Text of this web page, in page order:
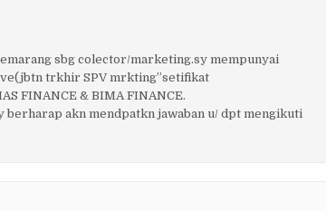
sbg colector/marketing.sy mempunyai
trkhir SPV mrkting”setifikat
FINANCE & BIMA FINANCE.
berharap akn mendpatkn jawaban u/ dpt mengikuti